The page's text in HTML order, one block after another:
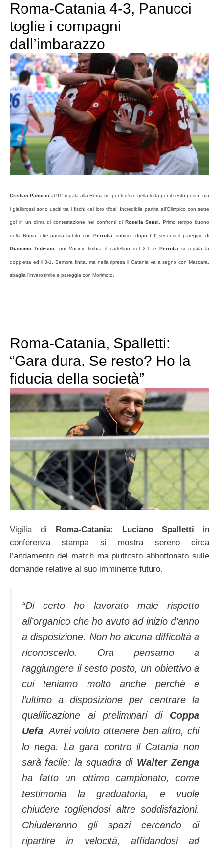
Roma-Catania 4-3, Panucci
toglie i compagni
dall’imbarazzo
Cristian Panuccial 91′ regala alla Roma tre punti d’oro nella lotta per il sesto posto, ma
i giallorossi sono usciti tra i fischi dei loro tifosi. Incredibile partita all’Olimpico con sette
gol in un clima di contestazione nei confronti di Rosella Sensi . Primo tempo buono
della Roma, che passa subito con Perrotta , subisce dopo 60′ secondi il pareggio di
Giacomo Tedesco , poi Vucinic timbra il cartellino del 2-1 ePerrotta si regala la
doppietta ed il 3-1. Sembra finita, ma nella ripresa il Catania va a segno con Mascara,
sbaglia l’inverosimile e pareggia con Morimoto.
Roma-Catania, Spalletti:
“Gara dura. Se resto? Ho la
fiducia della società”
Vigilia di Roma-Catania: Luciano Spalletti in
conferenza stampa si mostra sereno circa
l’andamento del match ma piuttosto abbottonato sulle
domande relative al suo imminente futuro.
“Di certo ho lavorato male rispetto
all’organico che ho avuto ad inizio d’anno
a disposizione. Non ho alcuna difficoltà a
riconoscerlo. Ora pensamo a
raggiungere il sesto posto, un obiettivo a
cui teniamo molto anche perchè è
l’ultimo a disposizione per centrare la
qualificazione ai preliminari di Coppa
Uefa. Avrei voluto ottenere ben altro, chi
lo nega. La gara contro il Catania non
sarà facile: la squadra di Walter Zenga
ha fatto un ottimo campionato, come
testimonia la graduatoria, e vuole
chiudere togliendosi altre soddisfazioni.
Chiuderanno gli spazi cercando di
ripartire in velocità, affidandosi ad